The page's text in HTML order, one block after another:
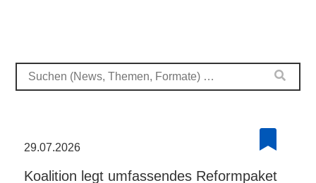
29.07.2026
Koalition legt umfassendes Reformpaket